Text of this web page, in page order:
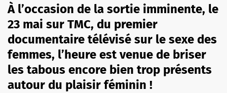
À l’occasion de la sortie imminente, le
23 mai sur TMC, du premier
documentaire télévisé sur le sexe des
femmes, l’heure est venue de briser
les tabous encore bien trop présents
autour du plaisir féminin !